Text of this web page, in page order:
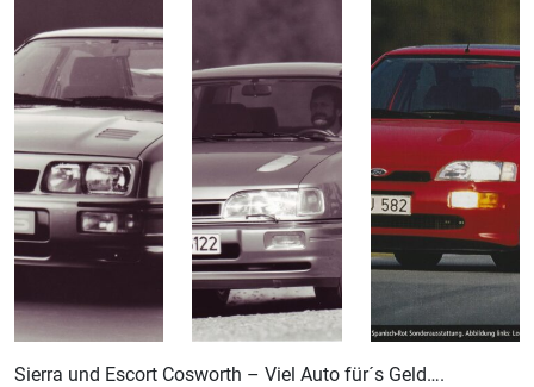
Sierra und Escort Cosworth – Viel Auto für´s Geld….